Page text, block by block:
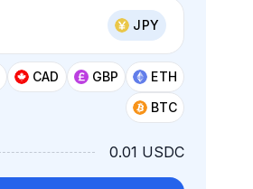
JPY
CAD GBP
ETH
BTC
0.01 USDC